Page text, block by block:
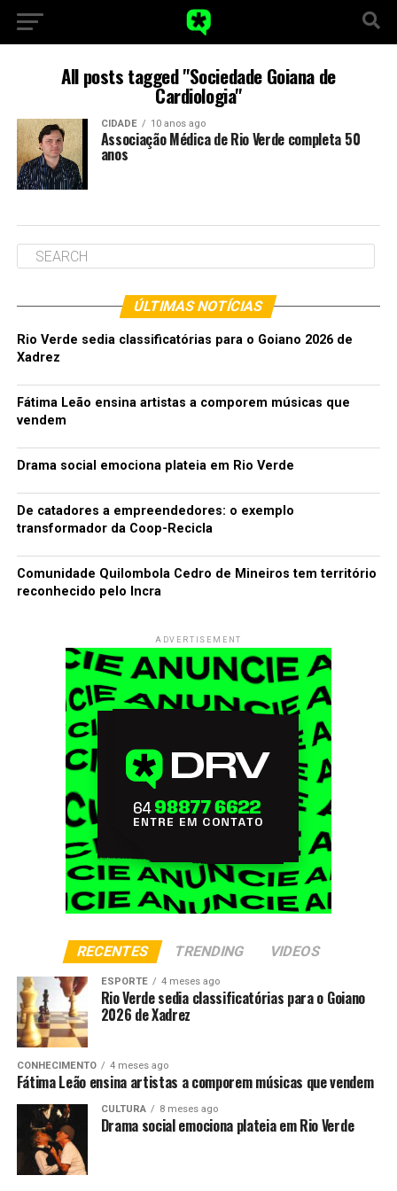
All posts tagged "Sociedade Goiana de
Cardiologia"
CIDADE 10 anos ago
Associação Médica de Rio Verde completa 50
anos
ÚLTIMAS NOTÍCIAS
Rio Verde sedia classificatórias para o Goiano 2026 de
Xadrez
Fátima Leão ensina artistas a comporem músicas que
vendem
Drama social emociona plateia em Rio Verde
De catadores a empreendedores: o exemplo
transformador da Coop-Recicla
Comunidade Quilombola Cedro de Mineiros tem território
reconhecido pelo Incra
ADVERTISEMENT
RECENTES TRENDING VIDEOS
ESPORTE 4 meses ago
Rio Verde sedia classificatórias para o Goiano
2026 de Xadrez
CONHECIMENTO 4 meses ago
Fátima Leão ensina artistas a comporem músicas que vendem
CULTURA 8 meses ago
Drama social emociona plateia em Rio Verde